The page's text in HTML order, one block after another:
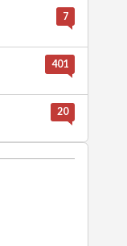
7
401
20